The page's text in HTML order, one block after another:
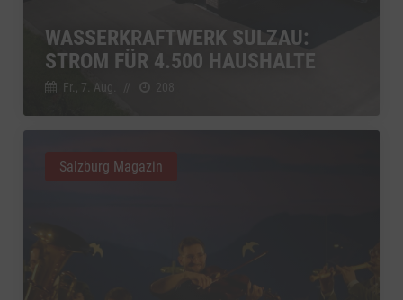
WASSERKRAFTWERK SULZAU:
STROM FÜR 4.500 HAUSHALTE
Fr., 7. Aug.
Salzburg Magazin